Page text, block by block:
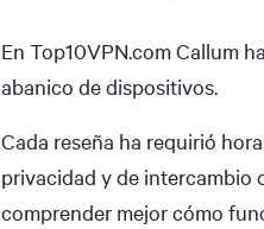
En Top10VPN.com Callum
abanico de dispositivos.
Cada reseña ha requirió
privacidad y de intercambio
comprender mejor cómo